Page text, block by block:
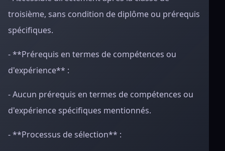
troisième, sans condition de diplôme ou prérequis
spécifiques.
- **Prérequis en termes de compétences ou
d'expérience** :
- Aucun prérequis en termes de compétences ou
d'expérience spécifiques mentionnés.
- **Processus de sélection** :